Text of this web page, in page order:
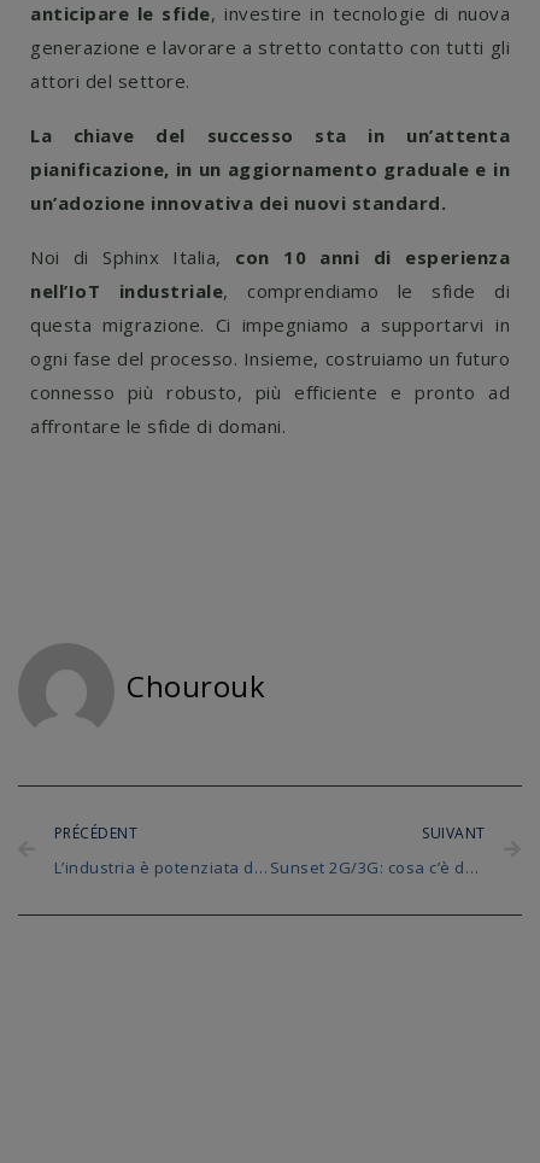
anticipare le sfide, investire in tecnologie di nuova
generazione e lavorare a stretto contatto con tutti gli
attori del settore.
La chiave del successo sta in un’attenta
pianificazione, in un aggiornamento graduale e in
un’adozione innovativa dei nuovi standard.
Noi di Sphinx Italia, con 10 anni di esperienza
nell’IoT industriale, comprendiamo le sfide di
questa migrazione. Ci impegniamo a supportarvi in
ogni fase del processo. Insieme, costruiamo un futuro
connesso più robusto, più efficiente e pronto ad
affrontare le sfide di domani.
Chourouk
PRÉCÉDENT
L’industria è potenziata dall’intelligenza artificiale con NVIDIA Jetson
SUIVANT
Sunset 2G/3G: cosa c’è da sapere